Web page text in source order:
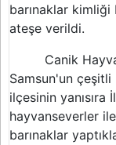
barınaklar
ateşe verildi.
Canik
Samsun'un çeşitli
ilçesinin
hayvanseverler
barınaklar